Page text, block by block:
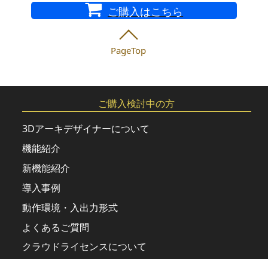
ご購入はこちら
PageTop
ご購入検討中の方
3Dアーキデザイナーについて
機能紹介
新機能紹介
導入事例
動作環境・入出力形式
よくあるご質問
クラウドライセンスについて